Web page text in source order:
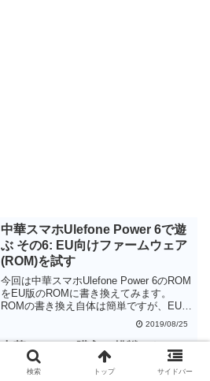
中華スマホUlefone Power 6で遊
ぶ その6: EU向けファームウェア
(ROM)を試す
今回は中華スマホUlefone Power 6のROM
をEU版のROMに書き換えてみます。
ROMの書き換え自体は簡単ですが、EU版
のROMに変えても非EU版のROMとの違
いがよくわかりませんでした。非EU版と
EU版の間を行ったり来たりすることがで
きることはわかりましたが、あえてEU版
のROMに書き換えてもメリットはなさそ
2019/08/25
中華スマホの購入に挑戦! その5:
訂正と結末
検索 トップ サイドバー